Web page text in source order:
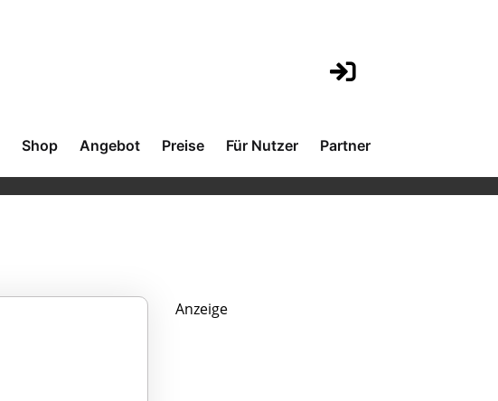
Shop Angebot Preise Für Nutzer Partner
Anzeige